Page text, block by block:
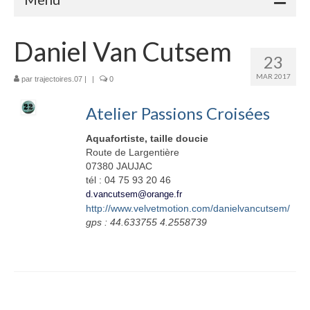
Adhérents
Atelier de la Volane
Elisabeth Bourget
Miryan Hernandez
Maaike Klein
23
MAR 2017
Daniel Van Cutsem
par trajectoires.07 | | 0
Atelier Passions Croisées
Aquafortiste, taille doucie
Route de Largentière
07380 JAUJAC
tél : 04 75 93 20 46
d.vancutsem@orange.fr
http://www.velvetmotion.com/danielvancutsem/
gps : 44.633755 4.2558739